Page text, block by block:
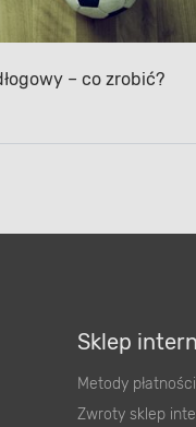
– co zrobić?
Sklep
Metody płatności
Zwroty sklep